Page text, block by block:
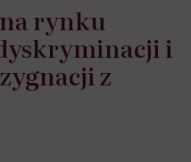
rynku
i
z